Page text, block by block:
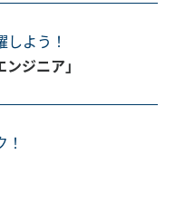
よう！
ジニア」